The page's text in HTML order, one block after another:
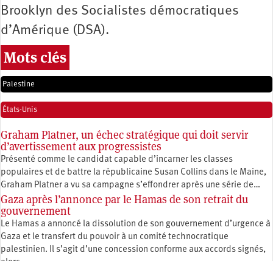
Brooklyn des Socialistes démocratiques
d’Amérique (DSA).
Mots clés
Palestine
États-Unis
Graham Platner, un échec stratégique qui doit servir
d’avertissement aux progressistes
Présenté comme le candidat capable d’incarner les classes
populaires et de battre la républicaine Susan Collins dans le Maine,
Graham Platner a vu sa campagne s’effondrer après une série de…
Gaza après l’annonce par le Hamas de son retrait du
gouvernement
Le Hamas a annoncé la dissolution de son gouvernement d’urgence à
Gaza et le transfert du pouvoir à un comité technocratique
palestinien. Il s’agit d’une concession conforme aux accords signés,